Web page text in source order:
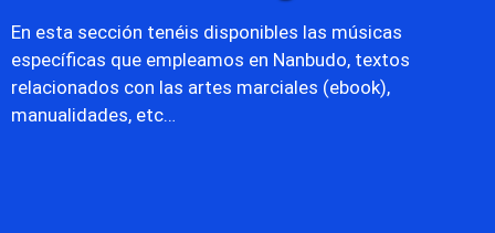
En esta sección tenéis disponibles las músicas
específicas que empleamos en Nanbudo, textos
relacionados con las artes marciales (ebook),
manualidades, etc…